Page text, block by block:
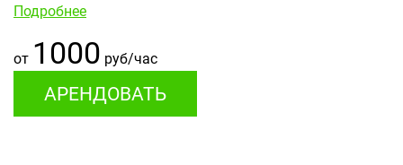
Подробнее
от 1000 руб/час
АРЕНДОВАТЬ